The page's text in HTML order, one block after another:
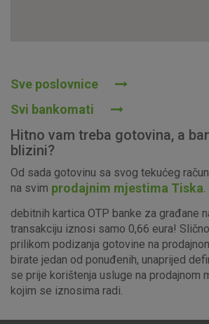
Sve poslovnice
Svi bankomati
Hitno vam treba gotovina, a
blizini?
Od sada gotovinu sa svog tekućeg
na svim prodajnim mjestima Tiska
debitnih kartica OTP banke za građane
transakciju iznosi samo 0,66 eura!
prilikom podizanja gotovine na
birate jedan od ponuđenih, unaprijed
se prije korištenja usluge na prodajnom
kojim se iznosima radi.
Ovi kolačići nužni su za funkcioniranje
postavljaju kao odgovor na vaše radnje
za uslugama, kao što su postavke kolačića.
o njima, ali u tom slučaju neki dijelovi
kolačići ne pohranjuju nikakve informacije
identificirati.
Detaljnije informacije o kolačićima